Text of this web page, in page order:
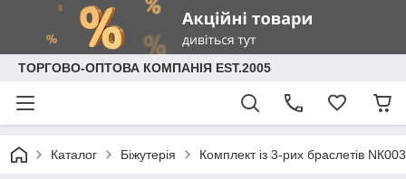
ТОРГОВО-ОПТОВА КОМПАНІЯ EST.2005
Каталог Біжутерія Комплект із 3-рих браслетів